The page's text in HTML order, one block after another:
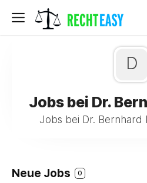
D
Jobs bei Dr.
Jobs bei Dr. Bernhard
Neue Jobs 0